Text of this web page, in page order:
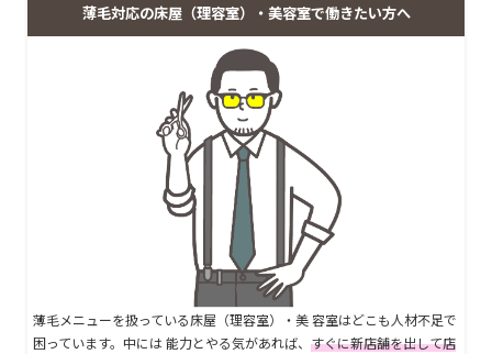
薄毛対応の床屋（理容室）・美容室で働きたい方へ
薄毛メニューを扱っている床屋（理容室）・美 容室はどこも人材不足で
困っています。中には 能力とやる気があれば、 すぐに新店舗を出して店